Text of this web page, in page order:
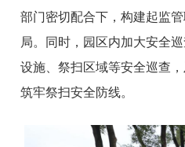
部门密切配合下，构建起监
局。同时，园区内加大安全
设施、祭扫区域等安全巡查
筑牢祭扫安全防线。